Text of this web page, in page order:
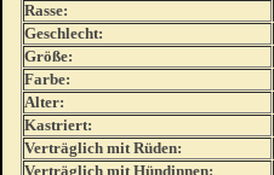
Rasse:
Geschlecht:
Größe:
Farbe:
Alter:
Kastriert:
Verträglich mit Rüden:
Verträglich mit Hündinnen: